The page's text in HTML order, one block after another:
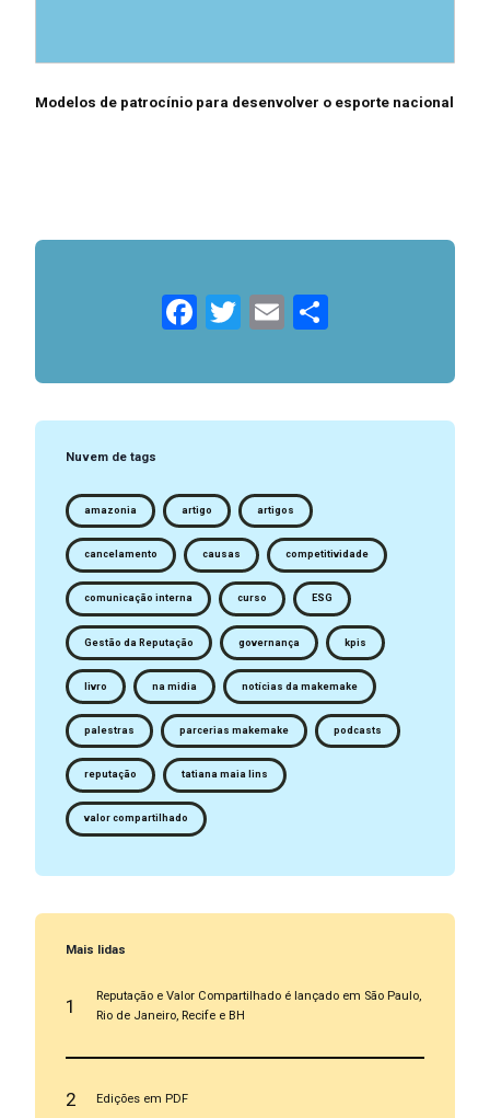
Modelos de patrocínio para desenvolver o esporte nacional
Facebook
Twitter
Email
Nuvem de tags
amazonia artigo artigos
cancelamento causas competitividade
comunicação interna curso ESG
Gestão da Reputação governança kpis
livro na midia notícias da makemake
palestras parcerias makemake podcasts
reputação tatiana maia lins
valor compartilhado
Mais lidas
1
Reputação e Valor Compartilhado é lançado em São Paulo,
Rio de Janeiro, Recife e BH
2 Edições em PDF